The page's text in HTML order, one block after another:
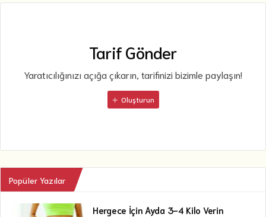
Tarif Gönder
Yaratıcılığınızı açığa çıkarın, tarifinizi bizimle paylaşın!
Oluşturun
Popüler Yazılar
Hergece İçin Ayda 3-4 Kilo Verin